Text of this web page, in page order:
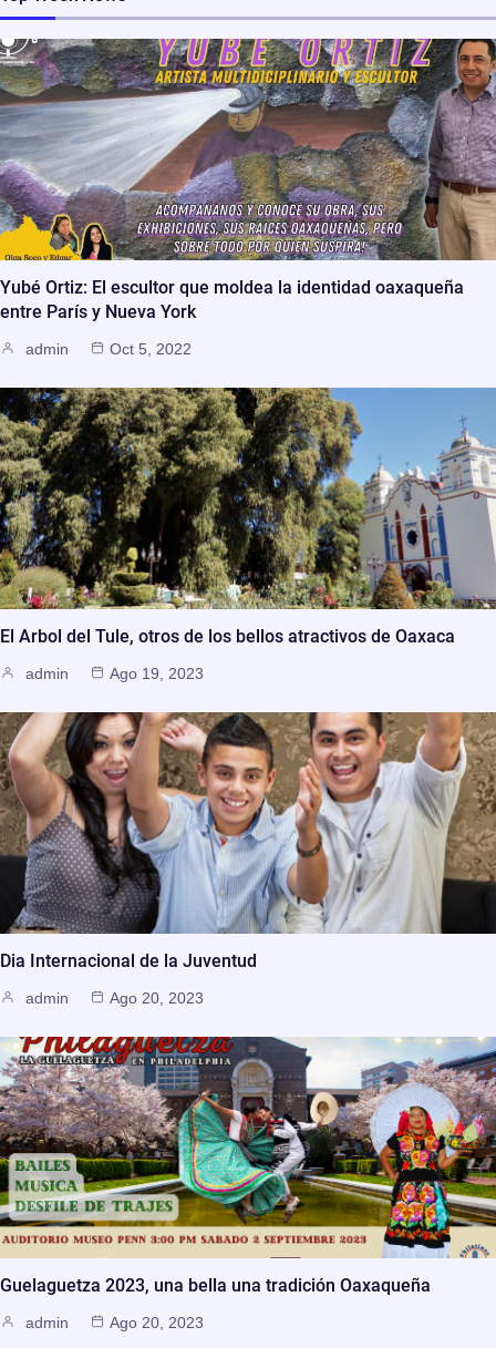
Yubé Ortiz: El escultor que moldea la identidad oaxaqueña
entre París y Nueva York
admin Oct 5, 2022
El Arbol del Tule, otros de los bellos atractivos de Oaxaca
admin Ago 19, 2023
Dia Internacional de la Juventud
admin Ago 20, 2023
Guelaguetza 2023, una bella una tradición Oaxaqueña
admin Ago 20, 2023